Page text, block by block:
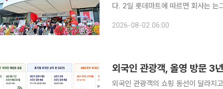
다. 2일 롯데마트에 따르면 회사는 는그동안 호찌민시 등 베트남 남부를 중심으로 점포망을 구축했
심이던 출점 범위를 주변 주요 도시까
2026-08-02 06:00
외국인 관광객, 올영 방문 3
외국인 관광객의 쇼핑 동선이 달라지